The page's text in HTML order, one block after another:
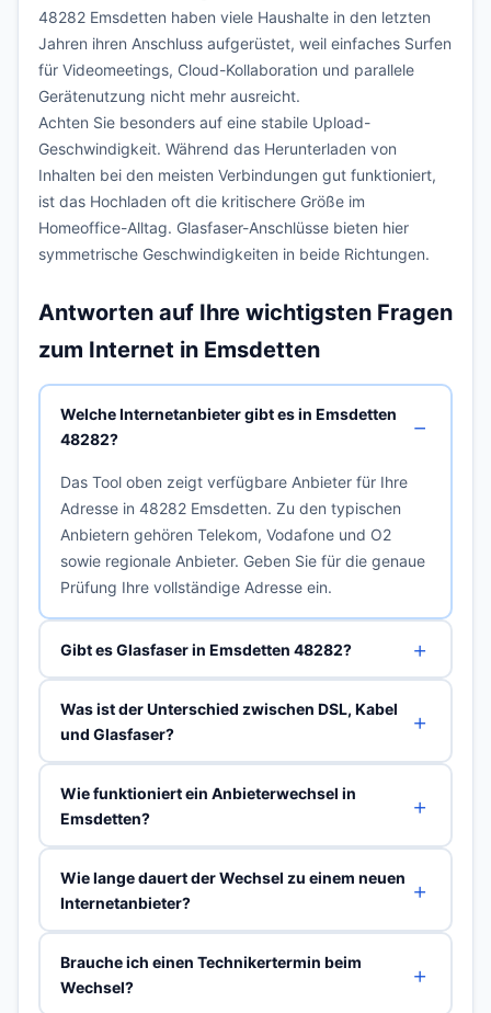
48282 Emsdetten haben viele Haushalte in den letzten
Jahren ihren Anschluss aufgerüstet, weil einfaches Surfen
für Videomeetings, Cloud-Kollaboration und parallele
Gerätenutzung nicht mehr ausreicht.
Achten Sie besonders auf eine stabile Upload-
Geschwindigkeit. Während das Herunterladen von
Inhalten bei den meisten Verbindungen gut funktioniert,
ist das Hochladen oft die kritischere Größe im
Homeoffice-Alltag. Glasfaser-Anschlüsse bieten hier
symmetrische Geschwindigkeiten in beide Richtungen.
Antworten auf Ihre wichtigsten Fragen
zum Internet in Emsdetten
Welche Internetanbieter gibt es in Emsdetten
48282?
Das Tool oben zeigt verfügbare Anbieter für Ihre
Adresse in 48282 Emsdetten. Zu den typischen
Anbietern gehören Telekom, Vodafone und O2
sowie regionale Anbieter. Geben Sie für die genaue
Prüfung Ihre vollständige Adresse ein.
Gibt es Glasfaser in Emsdetten 48282?
Was ist der Unterschied zwischen DSL, Kabel
und Glasfaser?
Wie funktioniert ein Anbieterwechsel in
Emsdetten?
Wie lange dauert der Wechsel zu einem neuen
Internetanbieter?
Brauche ich einen Technikertermin beim
Wechsel?